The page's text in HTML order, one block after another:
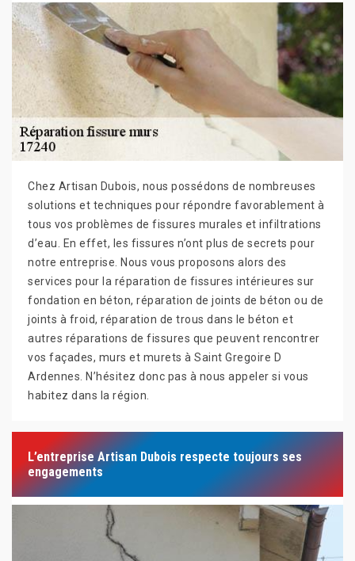
Chez Artisan Dubois, nous possédons de nombreuses
solutions et techniques pour répondre favorablement à
tous vos problèmes de fissures murales et infiltrations
d’eau. En effet, les fissures n’ont plus de secrets pour
notre entreprise. Nous vous proposons alors des
services pour la réparation de fissures intérieures sur
fondation en béton, réparation de joints de béton ou de
joints à froid, réparation de trous dans le béton et
autres réparations de fissures que peuvent rencontrer
vos façades, murs et murets à Saint Gregoire D
Ardennes. N’hésitez donc pas à nous appeler si vous
habitez dans la région.
L’entreprise Artisan Dubois respecte toujours ses
engagements